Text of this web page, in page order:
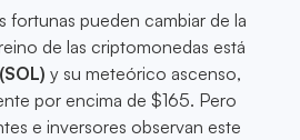
fortunas pueden cambiar de la
de las criptomonedas está
y su meteórico ascenso,
por encima de $165. Pero
e inversores observan este